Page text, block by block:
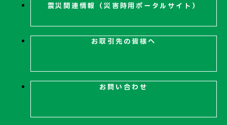
採用情報
お取引先の皆様へ
震災関連情報（災害時用ポータルサイト）
お取引先の皆様へ
お問い合わせ